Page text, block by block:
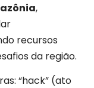
,
recursos
da região.
“hack” (ato